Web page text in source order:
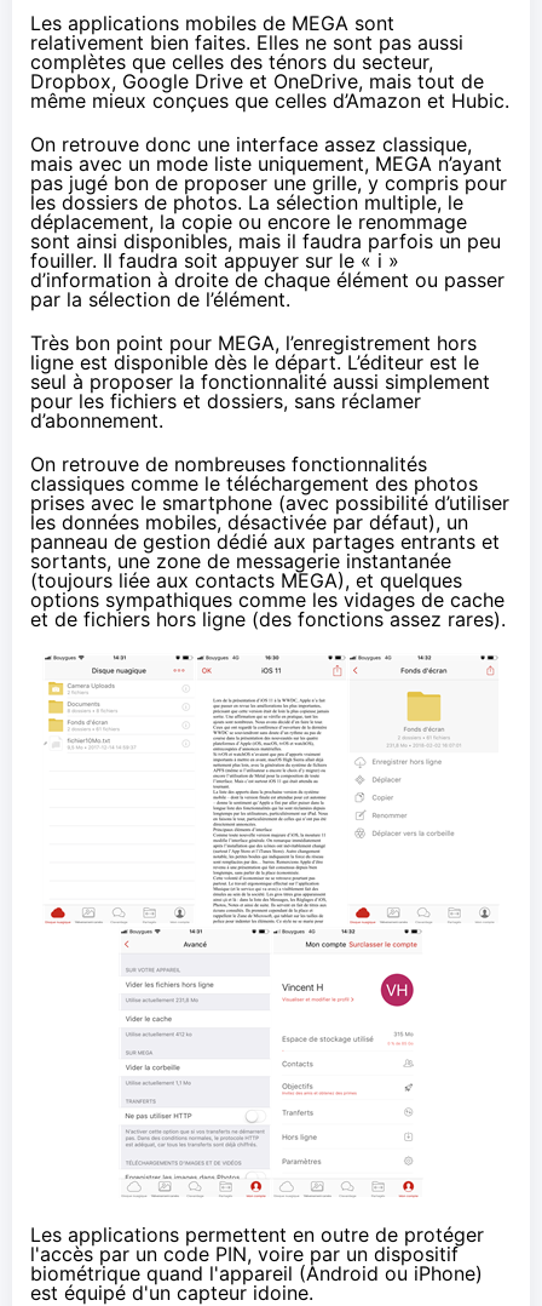
Les applications mobiles de MEGA sont
relativement bien faites. Elles ne sont pas aussi
complètes que celles des ténors du secteur,
Dropbox, Google Drive et OneDrive, mais tout de
même mieux conçues que celles d’Amazon et Hubic.
On retrouve donc une interface assez classique,
mais avec un mode liste uniquement, MEGA n’ayant
pas jugé bon de proposer une grille, y compris pour
les dossiers de photos. La sélection multiple, le
déplacement, la copie ou encore le renommage
sont ainsi disponibles, mais il faudra parfois un peu
fouiller. Il faudra soit appuyer sur le « i »
d’information à droite de chaque élément ou passer
par la sélection de l’élément.
Très bon point pour MEGA, l’enregistrement hors
ligne est disponible dès le départ. L’éditeur est le
seul à proposer la fonctionnalité aussi simplement
pour les fichiers et dossiers, sans réclamer
d’abonnement.
On retrouve de nombreuses fonctionnalités
classiques comme le téléchargement des photos
prises avec le smartphone (avec possibilité d’utiliser
les données mobiles, désactivée par défaut), un
panneau de gestion dédié aux partages entrants et
sortants, une zone de messagerie instantanée
(toujours liée aux contacts MEGA), et quelques
options sympathiques comme les vidages de cache
et de fichiers hors ligne (des fonctions assez rares).
Les applications permettent en outre de protéger
l'accès par un code PIN, voire par un dispositif
biométrique quand l'appareil (Android ou iPhone)
est équipé d'un capteur idoine.